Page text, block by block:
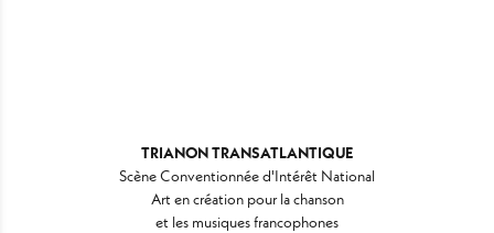
TRIANON TRANSATLANTIQUE
Scène Conventionnée d'Intérêt National
Art en création pour la chanson
et les musiques francophones